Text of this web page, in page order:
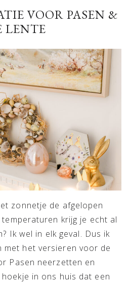
VOOR PASEN &
LENTE
zonnetje de afgelopen
krijg je echt al
Ik wel in elk geval. Dus ik
met het versieren voor de
Pasen neerzetten en
in ons huis dat een